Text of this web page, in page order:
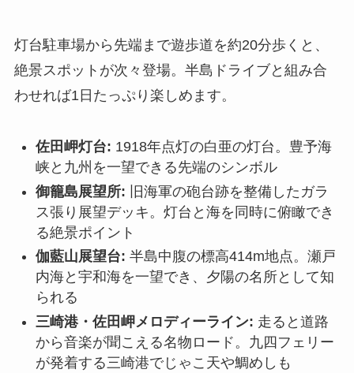
灯台駐車場から先端まで遊歩道を約20分歩くと、
絶景スポットが次々登場。半島ドライブと組み合
わせれば1日たっぷり楽しめます。
佐田岬灯台: 1918年点灯の白亜の灯台。豊予海
峡と九州を一望できる先端のシンボル
御籠島展望所: 旧海軍の砲台跡を整備したガラ
ス張り展望デッキ。灯台と海を同時に俯瞰でき
る絶景ポイント
伽藍山展望台: 半島中腹の標高414m地点。瀬戸
内海と宇和海を一望でき、夕陽の名所として知
られる
三崎港・佐田岬メロディーライン: 走ると道路
から音楽が聞こえる名物ロード。九四フェリー
が発着する三崎港でじゃこ天や鯛めしも